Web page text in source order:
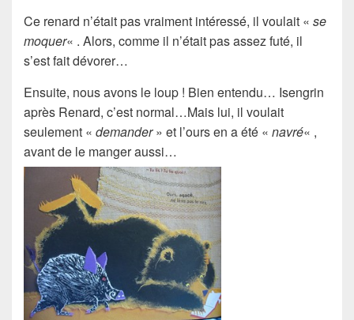
Ce renard n’était pas vraiment intéressé, il voulait « se
moquer« . Alors, comme il n’était pas assez futé, il
s’est fait dévorer…
Ensuite, nous avons le loup ! Bien entendu… Isengrin
après Renard, c’est normal…Mais lui, il voulait
seulement « demander» et l’ours en a été « navré« ,
avant de le manger aussi…